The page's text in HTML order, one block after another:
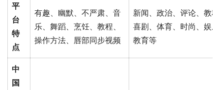
平
台
特
点
有趣、幽默、不严肃、音
乐、舞蹈、烹饪、教程、
操作方法、唇部同步视频
新闻、政治、评论、教
喜剧、体育、时尚、娱
教育等
中
国